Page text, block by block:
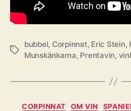
Etiketter
bubbel, Corpinnat, Eric Stein,
Munskänkarna, Prentavin,
CORPINNAT OM VIN